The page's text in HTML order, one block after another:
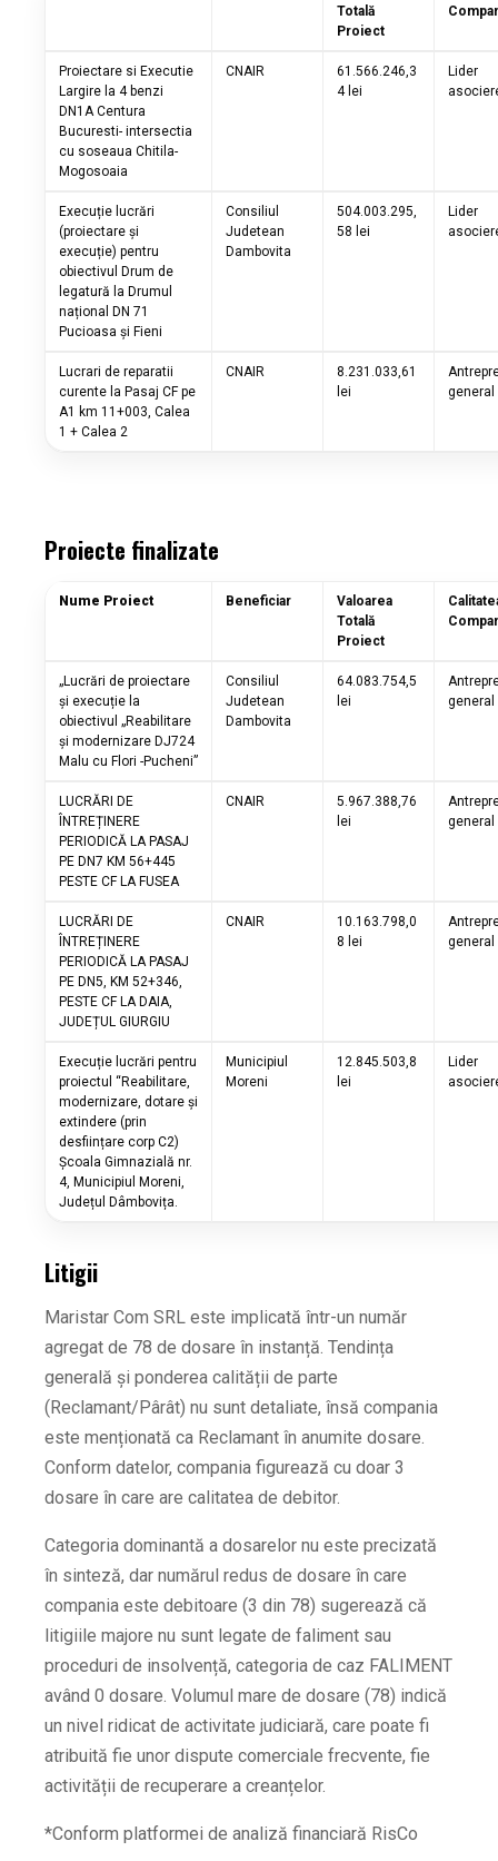
Totală
Proiect
Proiectare si Executie
Largire la 4 benzi
DN1A Centura
Bucuresti- intersectia
cu soseaua Chitila-
Mogosoaia
CNAIR
61.566.246,3
4 lei
Lider
Execuție lucrări
(proiectare și
execuție) pentru
obiectivul Drum de
legatură la Drumul
național DN 71
Pucioasa și Fieni
Consiliul
Judetean
Dambovita
504.003.295,
58 lei
Lider
Lucrari de reparatii
curente la Pasaj CF pe
A1 km 11+003, Calea
1 + Calea 2
CNAIR
8.231.033,61
lei
general
Proiecte finalizate
Nume Proiect Beneficiar
Valoarea
Totală
Proiect
„Lucrări de proiectare
și execuție la
obiectivul „Reabilitare
și modernizare DJ724
Malu cu Flori -Pucheni”
Consiliul
Judetean
Dambovita
64.083.754,5
lei
general
LUCRĂRI DE
ÎNTREȚINERE
PERIODICĂ LA PASAJ
PE DN7 KM 56+445
PESTE CF LA FUSEA
CNAIR
5.967.388,76
lei
general
LUCRĂRI DE
ÎNTREȚINERE
PERIODICĂ LA PASAJ
PE DN5, KM 52+346,
PESTE CF LA DAIA,
JUDEȚUL GIURGIU
CNAIR
10.163.798,0
8 lei
general
Execuție lucrări pentru
proiectul “Reabilitare,
modernizare, dotare și
extindere (prin
desființare corp C2)
Școala Gimnazială nr.
4, Municipiul Moreni,
Județul Dâmbovița.
Municipiul
Moreni
12.845.503,8
lei
Lider
Litigii
Maristar Com SRL este implicată într-un număr
agregat de 78 de dosare în instanță. Tendința
generală și ponderea calității de parte
(Reclamant/Pârât) nu sunt detaliate, însă compania
este menționată ca Reclamant în anumite dosare.
Conform datelor, compania figurează cu doar 3
dosare în care are calitatea de debitor.
Categoria dominantă a dosarelor nu este precizată
în sinteză, dar numărul redus de dosare în care
compania este debitoare (3 din 78) sugerează că
litigiile majore nu sunt legate de faliment sau
proceduri de insolvență, categoria de caz FALIMENT
având 0 dosare. Volumul mare de dosare (78) indică
un nivel ridicat de activitate judiciară, care poate fi
atribuită fie unor dispute comerciale frecvente, fie
activității de recuperare a creanțelor.
*Conform platformei de analiză financiară RisCo